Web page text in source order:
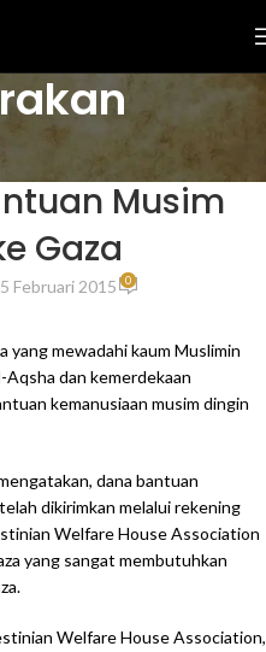
Musim
Gaza
Februari 2015 0
yang mewadahi kaum Muslimin
Aqsha dan kemerdekaan
kemanusiaan musim dingin
dana bantuan
dikirimkan melalui rekening
Welfare House Association
yang sangat membutuhkan
Welfare House Association,